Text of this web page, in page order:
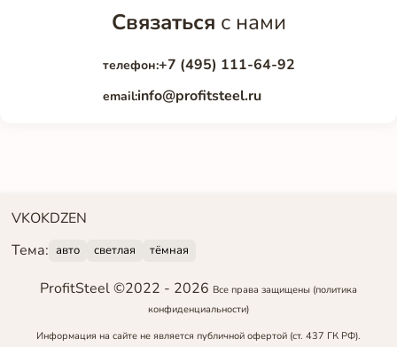
Связаться с нами
телефон:+7 (495) 111-64-92
email:info@profitsteel.ru
VKOKDZEN
Тема: авто светлая тёмная
ProfitSteel ©2022 - 2026 Все права защищены (политика
конфиденциальности)
Информация на сайте не является публичной офертой (ст. 437 ГК РФ).